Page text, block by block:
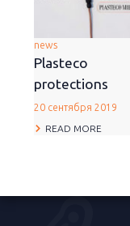
news
Plasteco
protections
20 сентября 2019
READ MORE